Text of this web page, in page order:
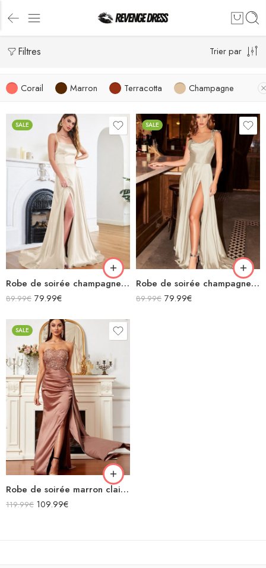
Filtres Trier par
Corail Marron Terracotta Champagne
SALE
Robe de soirée champagne en satin décolleté carré longue fendue sirène
89.99€ 79.99€
SALE
Robe de soirée champagne en satin fluide col bénitier bretelles longue fendue
89.99€ 79.99€
SALE
Robe de soirée marron clair à paillettes bustier en satin sans manches
119.99€ 109.99€